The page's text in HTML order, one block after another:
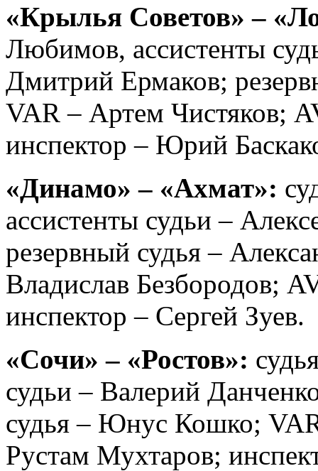
«Крылья Советов» –
Любимов, ассистенты
Дмитрий Ермаков;
VAR – Артeм Чистяков;
инспектор – Юрий
«Динамо» – «Ахмат»:
ассистенты судьи –
резервный судья –
Владислав Безбородов;
инспектор – Сергей Зуев.
«Сочи» – «Ростов»:
судьи – Валерий
судья – Юнус Кошко;
Рустам Мухтаров;